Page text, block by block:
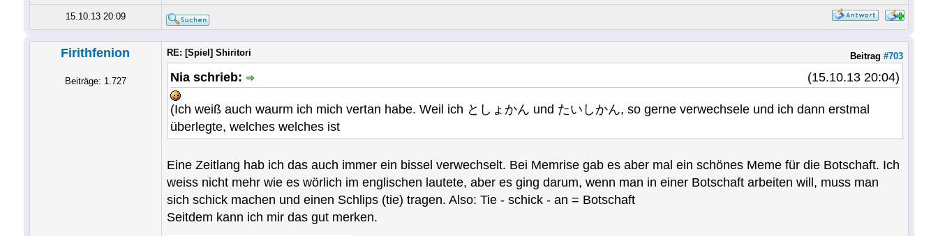
15.10.13 20:09
Firithfenion
Beiträge: 1.727
Beitrag #703
RE: [Spiel] Shiritori
(15.10.13 20:04)
Nia schrieb:
(Ich weiß auch waurm ich mich vertan habe. Weil ich としょかん und たいしかん, so gerne verwechsele und ich dann erstmal
überlegte, welches welches ist
Eine Zeitlang hab ich das auch immer ein bissel verwechselt. Bei Memrise gab es aber mal ein schönes Meme für die Botschaft. Ich
weiss nicht mehr wie es wörlich im englischen lautete, aber es ging darum, wenn man in einer Botschaft arbeiten will, muss man
sich schick machen und einen Schlips (tie) tragen. Also: Tie - schick - an = Botschaft
Seitdem kann ich mir das gut merken.